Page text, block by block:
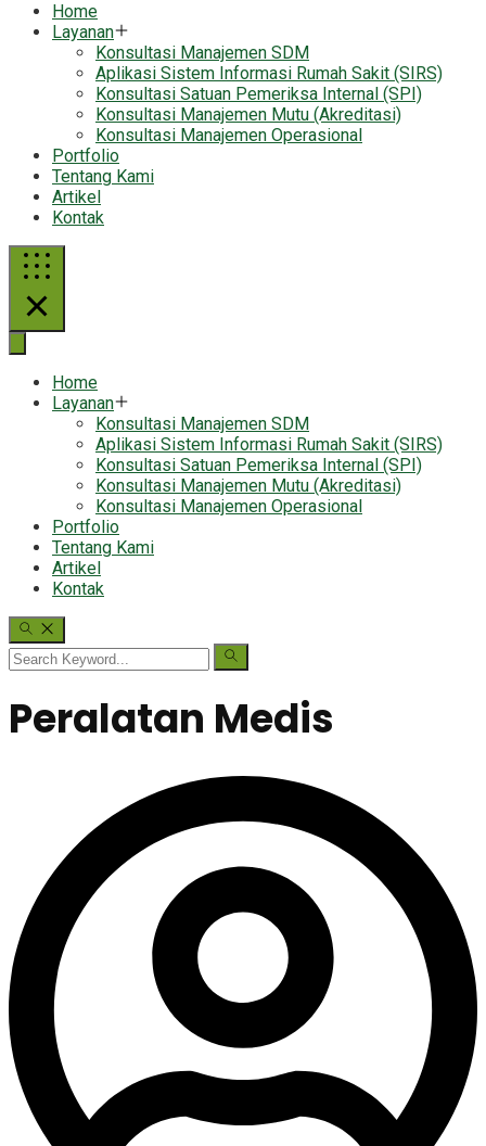
Home
Layanan
Konsultasi Manajemen SDM
Aplikasi Sistem Informasi Rumah Sakit (SIRS)
Konsultasi Satuan Pemeriksa Internal (SPI)
Konsultasi Manajemen Mutu (Akreditasi)
Konsultasi Manajemen Operasional
Portfolio
Tentang Kami
Artikel
Kontak
Home
Layanan
Konsultasi Manajemen SDM
Aplikasi Sistem Informasi Rumah Sakit (SIRS)
Konsultasi Satuan Pemeriksa Internal (SPI)
Konsultasi Manajemen Mutu (Akreditasi)
Konsultasi Manajemen Operasional
Portfolio
Tentang Kami
Artikel
Kontak
Peralatan Medis